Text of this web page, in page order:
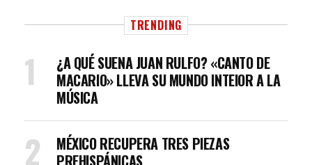
TRENDING
¿A QUÉ SUENA JUAN RULFO? «CANTO DE
MACARIO» LLEVA SU MUNDO INTEIOR A LA
MÚSICA
MÉXICO RECUPERA TRES PIEZAS
PREHISPÁNICAS